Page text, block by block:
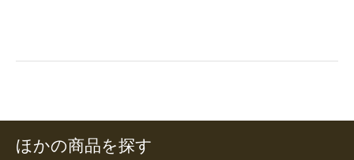
ほかの商品を探す